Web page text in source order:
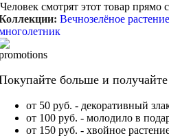
Человек смотрят этот товар прямо
Вечнозелёное растение
больше и
от 50 руб. - декоративный
от 100 руб. - молодило в
от 150 руб. - хвойное